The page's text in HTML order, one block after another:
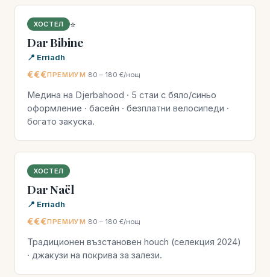
ХОСТЕЛ ⭐
Dar Bibine
📍 Erriadh
€€€ПРЕМИУМ ·80 – 180 €/нощ
Медина на Djerbahood · 5 стаи с бяло/синьо
оформление · басейн · безплатни велосипеди ·
богато закуска.
ХОСТЕЛ
Dar Naël
📍 Erriadh
€€€ПРЕМИУМ ·80 – 180 €/нощ
Традиционен възстановен houch (селекция 2024)
· джакузи на покрива за залези.